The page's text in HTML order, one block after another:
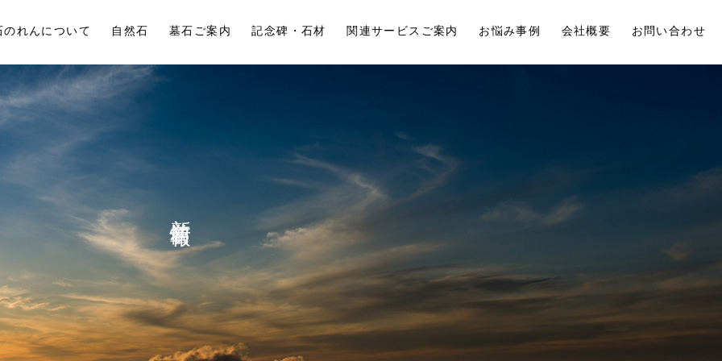
のれんについて 自然石 墓石ご案内 記念碑・石材 関連サービスご案内 お悩み事例 会社概要 お問い合わせ